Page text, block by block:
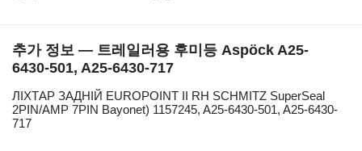
추가 정보 — 트레일러용 후미등 Aspöck A25-
6430-501, A25-6430-717
ЛІХТАР ЗАДНІЙ EUROPOINT II RH SCHMITZ SuperSeal
2PIN/AMP 7PIN Bayonet) 1157245, A25-6430-501, A25-6430-
717